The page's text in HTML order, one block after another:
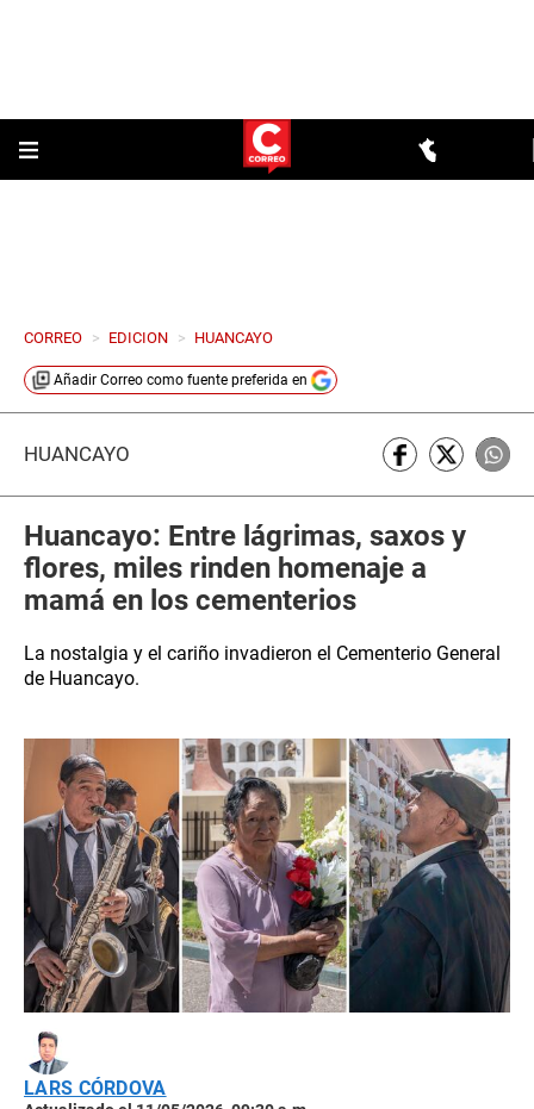
CORREO > EDICION > HUANCAYO
Añadir Correo como fuente preferida en
HUANCAYO
Huancayo: Entre lágrimas, saxos y
flores, miles rinden homenaje a
mamá en los cementerios
La nostalgia y el cariño invadieron el Cementerio General
de Huancayo.
LARS CÓRDOVA